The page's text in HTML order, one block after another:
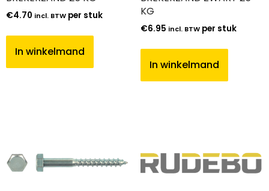
€4.70 incl. BTW per stuk
In winkelmand
KG
€6.95 incl. BTW per stuk
In winkelmand